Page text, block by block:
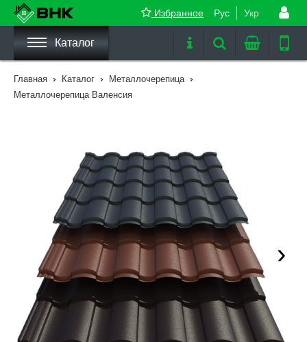
Рус Укр
Избранное
Каталог
Главная › Каталог › Металлочерепица ›
Металлочерепица Валенсия
›